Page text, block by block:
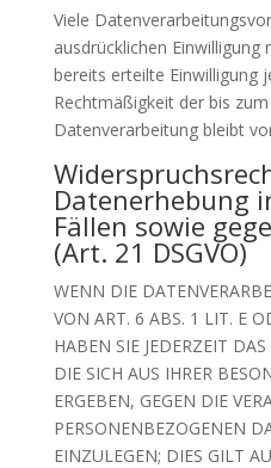
Viele
ausdrücklichen Einwilligung
bereits erteilte Einwilligung
Rechtmäßigkeit der bis
Datenverarbeitung bleibt
Datenerhebung
Fällen sowie
(Art. 21 DSGVO)
WENN DIE
VON ART. 6 ABS. 1 LIT. E
HABEN SIE JEDERZEIT
DIE SICH AUS IHRER
ERGEBEN, GEGEN DIE
PERSONENBEZOGENEN
EINZULEGEN; DIES GILT